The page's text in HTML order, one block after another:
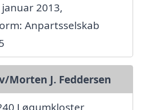
2013,
Anpartsselskab
Morten J. Feddersen
Løgumkloster